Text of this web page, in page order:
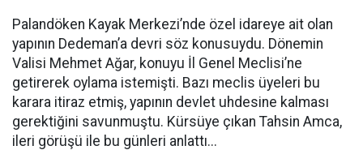
Palandöken Kayak Merkezi’nde özel idareye ait olan
yapının Dedeman’a devri söz konusuydu. Dönemin
Valisi Mehmet Ağar, konuyu İl Genel Meclisi’ne
getirerek oylama istemişti. Bazı meclis üyeleri bu
karara itiraz etmiş, yapının devlet uhdesine kalması
gerektiğini savunmuştu. Kürsüye çıkan Tahsin Amca,
ileri görüşü ile bu günleri anlattı...